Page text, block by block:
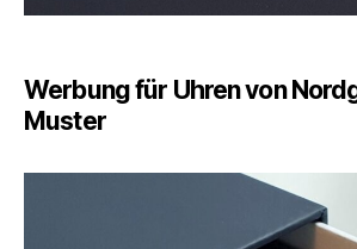
Werbung für Uhren von
Muster